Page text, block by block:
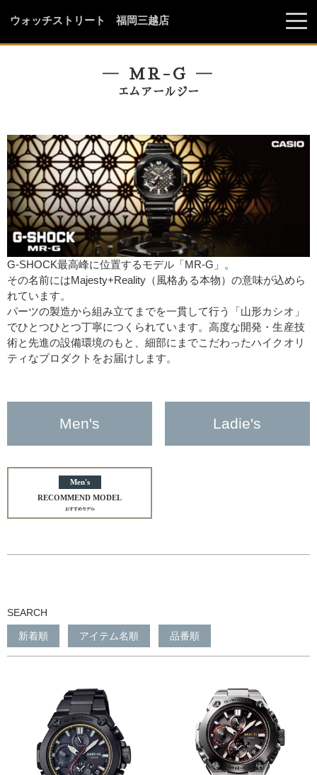
ウォッチストリート 福岡三越店
― MR-G ―
エムアールジー
G-SHOCK最高峰に位置するモデル「MR-G」。
その名前にはMajesty+Reality（風格ある本物）の意味が込めら
れています。
パーツの製造から組み立てまでを一貫して行う「山形カシオ」
でひとつひとつ丁寧につくられています。高度な開発・生産技
術と先進の設備環境のもと、細部にまでこだわったハイクオリ
ティなプロダクトをお届けします。
Men's Ladie's
Men's
RECOMMEND MODEL
おすすめモデル
SEARCH
新着順 アイテム名順 品番順